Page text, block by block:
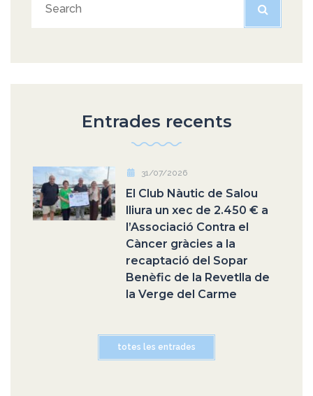
Entrades recents
31/07/2026
El Club Nàutic de Salou
lliura un xec de 2.450 € a
l’Associació Contra el
Càncer gràcies a la
recaptació del Sopar
Benèfic de la Revetlla de
la Verge del Carme
totes les entrades